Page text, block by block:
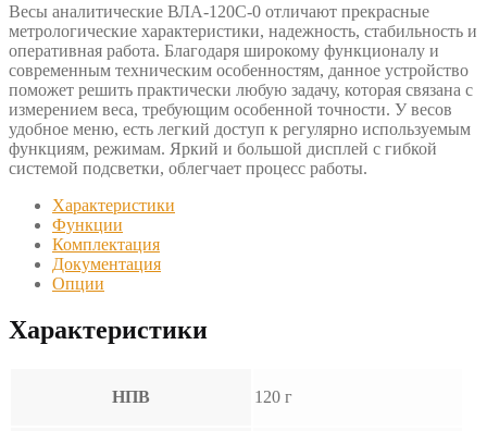
Весы аналитические ВЛА-120С-0 отличают прекрасные
метрологические характеристики, надежность, стабильность и
оперативная работа. Благодаря широкому функционалу и
современным техническим особенностям, данное устройство
поможет решить практически любую задачу, которая связана с
измерением веса, требующим особенной точности. У весов
удобное меню, есть легкий доступ к регулярно используемым
функциям, режимам. Яркий и большой дисплей с гибкой
системой подсветки, облегчает процесс работы.
Характеристики
Функции
Комплектация
Документация
Опции
Характеристики
НПВ 120 г